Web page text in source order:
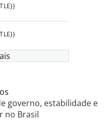
governo, estabilidade e
no Brasil